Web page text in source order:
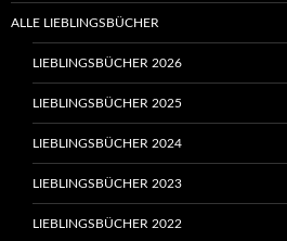
ALLE LIEBLINGSBÜCHER
LIEBLINGSBÜCHER 2026
LIEBLINGSBÜCHER 2025
LIEBLINGSBÜCHER 2024
LIEBLINGSBÜCHER 2023
LIEBLINGSBÜCHER 2022